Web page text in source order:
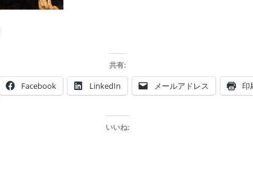
共有:
Facebook LinkedIn メールアドレス 印
いいね: